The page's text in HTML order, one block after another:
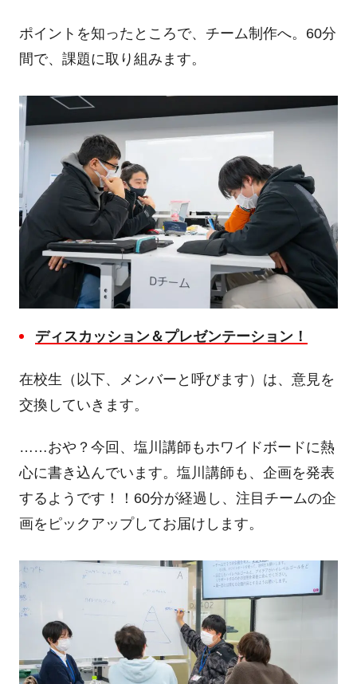
ポイントを知ったところで、チーム制作へ。 60分
間で、課題に取り組みます。
ディスカッション＆プレゼンテーション！
在校生（以下、メンバーと呼びます）は、意見を
交換していきます。
……おや？今回、塩川講師もホワイドボードに熱
心に書き込んでいます。塩川講師も、企画を発表
するようです！！ 60分が経過し、注目チームの企
画をピックアップしてお届けします。